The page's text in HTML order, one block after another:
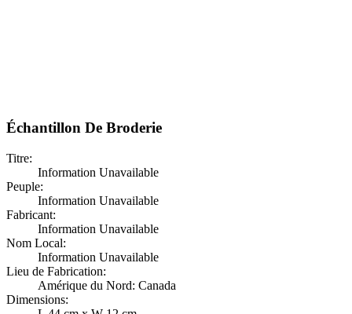
Échantillon De Broderie
Titre:
Information Unavailable
Peuple:
Information Unavailable
Fabricant:
Information Unavailable
Nom Local:
Information Unavailable
Lieu de Fabrication:
Amérique du Nord: Canada
Dimensions: